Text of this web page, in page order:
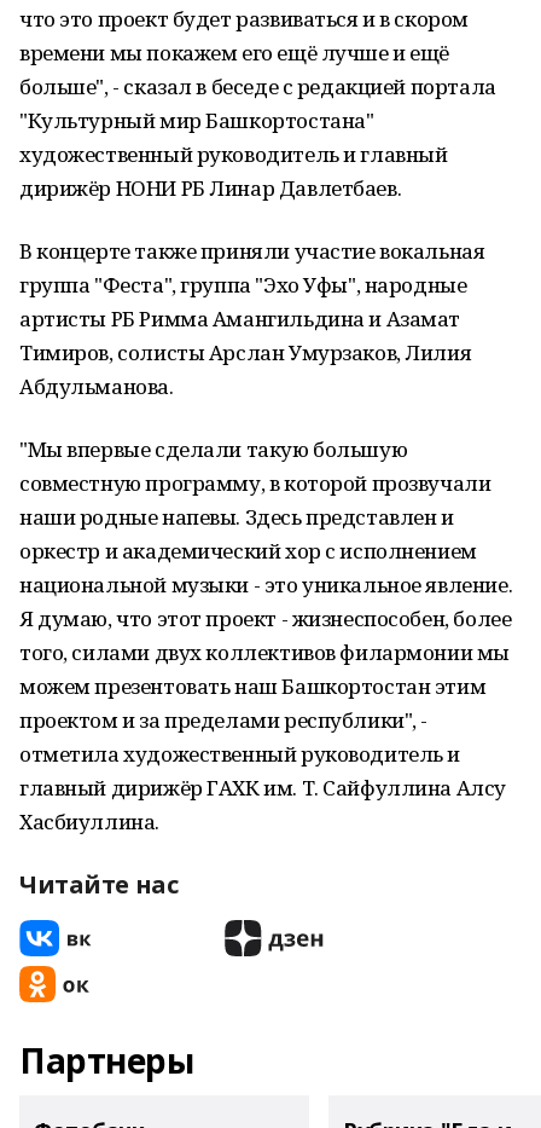
что это проект будет развиваться и в скором
времени мы покажем его ещё лучше и ещё
больше", - сказал в беседе с редакцией портала
"Культурный мир Башкортостана"
художественный руководитель и главный
дирижёр НОНИ РБ Линар Давлетбаев.
В концерте также приняли участие вокальная
группа "Феста", группа "Эхо Уфы", народные
артисты РБ Римма Амангильдина и Азамат
Тимиров, солисты Арслан Умурзаков, Лилия
Абдульманова.
"Мы впервые сделали такую большую
совместную программу, в которой прозвучали
наши родные напевы. Здесь представлен и
оркестр и академический хор с исполнением
национальной музыки - это уникальное явление.
Я думаю, что этот проект - жизнеспособен, более
того, силами двух коллективов филармонии мы
можем презентовать наш Башкортостан этим
проектом и за пределами республики", -
отметила художественный руководитель и
главный дирижёр ГАХК им. Т. Сайфуллина Алсу
Хасбиуллина.
Читайте нас
Партнеры